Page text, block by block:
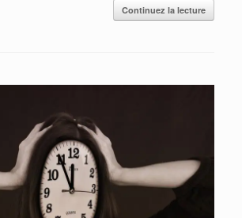
Continuez la lecture